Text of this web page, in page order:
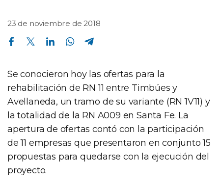
23 de noviembre de 2018
Compartir en Facebook Compartir en Twitter Compartir en Linkedin Compartir en Whatsapp
Se conocieron hoy las ofertas para la
rehabilitación de RN 11 entre Timbúes y
Avellaneda, un tramo de su variante (RN 1V11) y
la totalidad de la RN A009 en Santa Fe. La
apertura de ofertas contó con la participación
de 11 empresas que presentaron en conjunto 15
propuestas para quedarse con la ejecución del
proyecto.